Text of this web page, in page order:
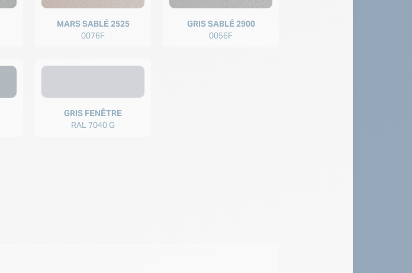
MARS SABLÉ 2525
0076F
GRIS SABLÉ 2900
0056F
GRIS FENÊTRE
RAL 7040 G